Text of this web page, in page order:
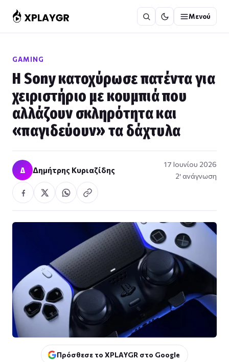
στο
περιεχόμενο
Μενού
GAMING
Η Sony κατοχύρωσε πατέντα για
χειριστήριο με κουμπιά που
αλλάζουν σκληρότητα και
«παγιδεύουν» τα δάχτυλα
Δ Δημήτρης Κυριαζίδης
17 Ιουνίου 2026
2′ ανάγνωση
Πρόσθεσε το XPLAYGR στο Google